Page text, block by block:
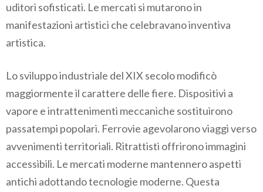
uditori sofisticati. Le mercati si mutarono in
manifestazioni artistici che celebravano inventiva
artistica.
Lo sviluppo industriale del XIX secolo modificò
maggiormente il carattere delle fiere. Dispositivi a
vapore e intrattenimenti meccaniche sostituirono
passatempi popolari. Ferrovie agevolarono viaggi verso
avvenimenti territoriali. Ritrattisti offrirono immagini
accessibili. Le mercati moderne mantennero aspetti
antichi adottando tecnologie moderne. Questa